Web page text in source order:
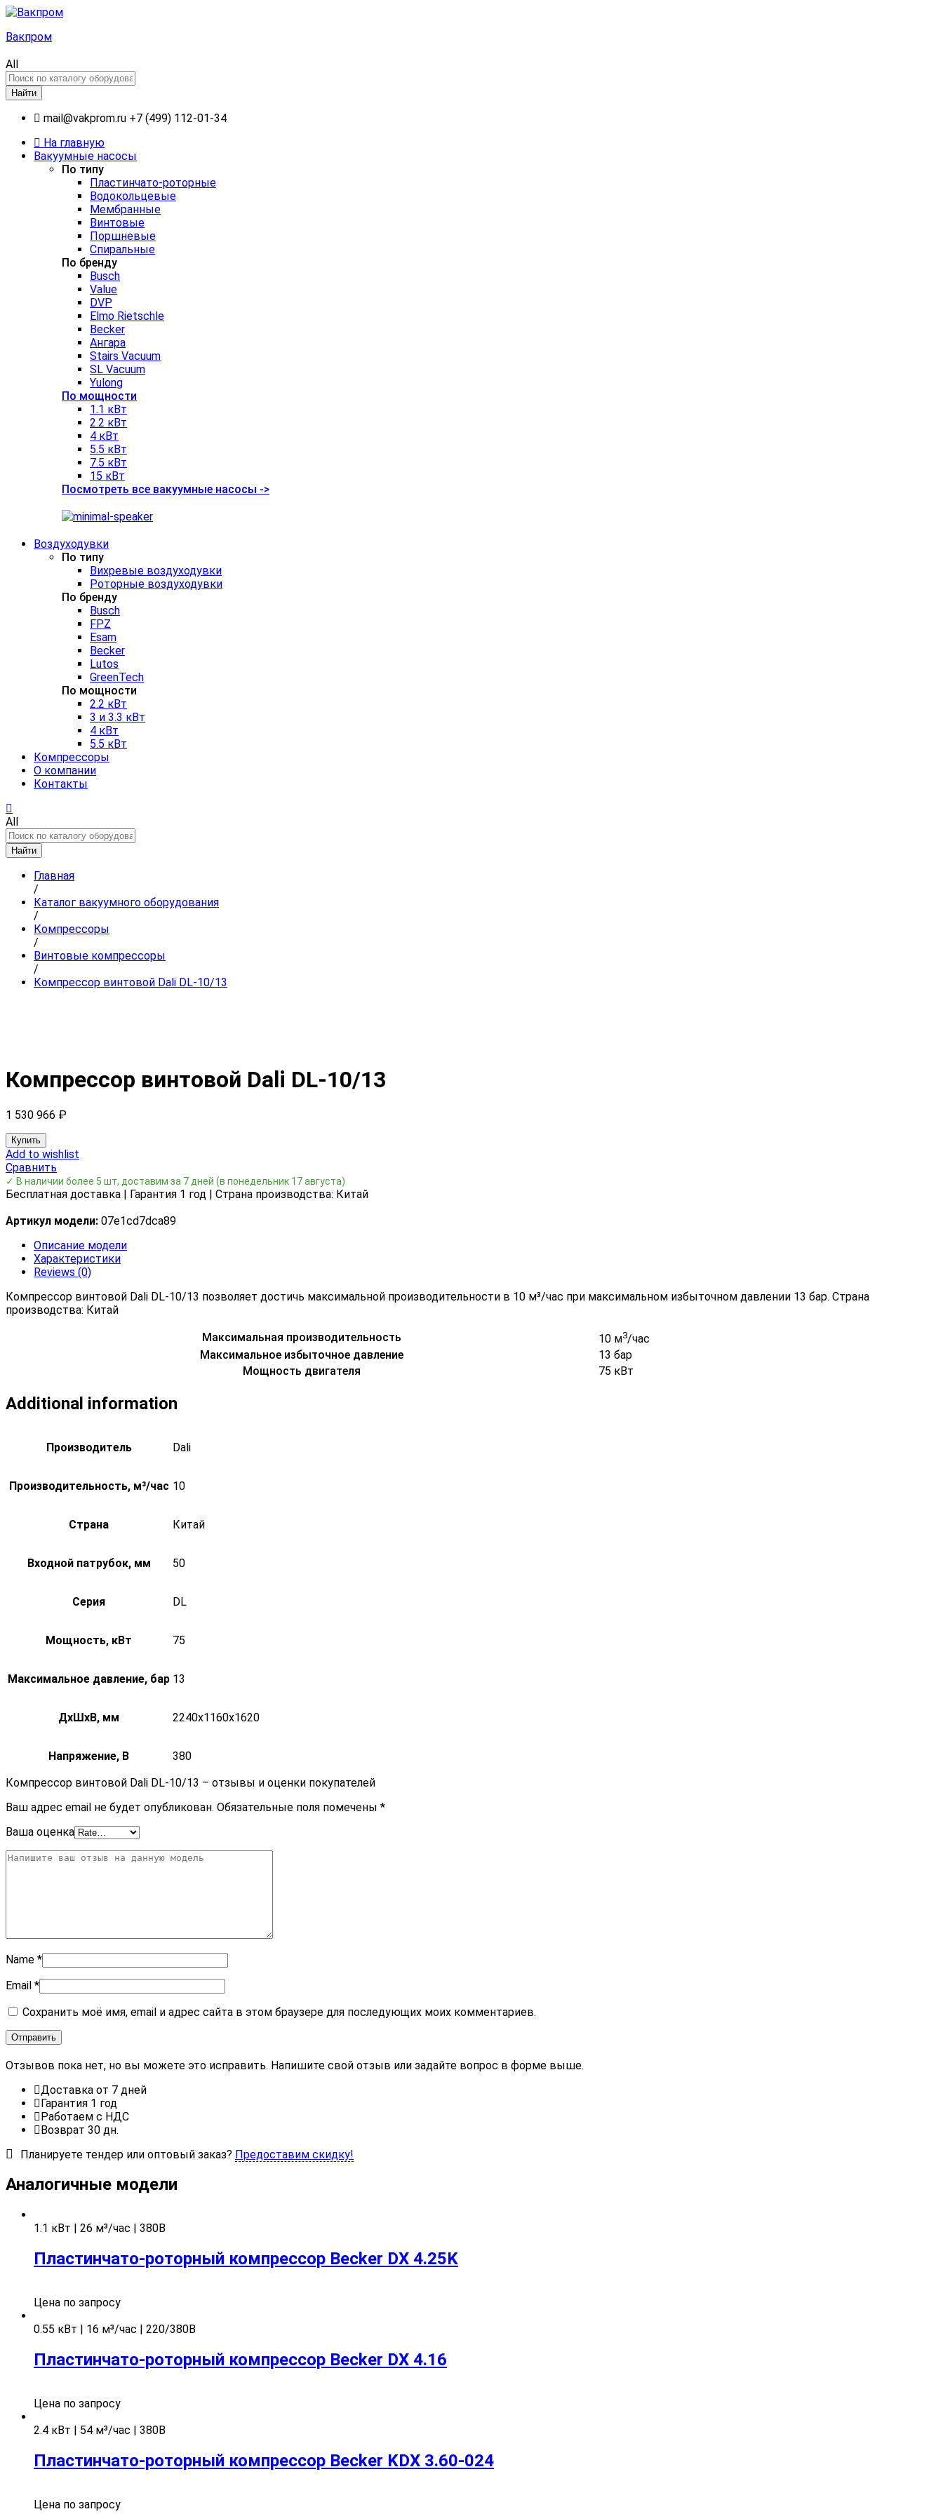
Вакпром
All
Найти
mail@vakprom.ru +7 (499) 112-01-34
На главную
Вакуумные насосы
По типу
Пластинчато-роторные
Водокольцевые
Мембранные
Винтовые
Поршневые
Спиральные
По бренду
Busch
Value
DVP
Elmo Rietschle
Becker
Ангара
Stairs Vacuum
SL Vacuum
Yulong
По мощности
1.1 кВт
2.2 кВт
4 кВт
5.5 кВт
7.5 кВт
15 кВт
Посмотреть все вакуумные насосы ->
Воздуходувки
По типу
Вихревые воздуходувки
Роторные воздуходувки
По бренду
Busch
FPZ
Esam
Becker
Lutos
GreenTech
По мощности
2.2 кВт
3 и 3.3 кВт
4 кВт
5.5 кВт
Компрессоры
О компании
Контакты
All
Найти
Главная
/
Каталог вакуумного оборудования
/
Компрессоры
/
Винтовые компрессоры
/
Компрессор винтовой Dali DL-10/13
Компрессор винтовой Dali DL-10/13
1 530 966 ₽
Купить
Add to wishlist
Сравнить
✓ В наличии более 5 шт, доставим за 7 дней (в понедельник 17 августа)
Бесплатная доставка | Гарантия 1 год | Страна производства: Китай
Артикул модели: 07e1cd7dca89
Описание модели
Характеристики
Reviews (0)
Компрессор винтовой Dali DL-10/13 позволяет достичь максимальной производительности в 10 м³/час при максимальном избыточном давлении 13 бар. Страна
производства: Китай
Максимальная производительность 10 м3/час
Максимальное избыточное давление
13 бар
Мощность двигателя
75 кВт
Additional information
Производитель Dali
Производительность, м³/час 10
Страна Китай
Входной патрубок, мм 50
Серия DL
Мощность, кВт 75
Максимальное давление, бар 13
ДxШxВ, мм 2240x1160x1620
Напряжение, В
380
Компрессор винтовой Dali DL-10/13 – отзывы и оценки покупателей
Ваш адрес email не будет опубликован. Обязательные поля помечены *
Ваша оценка
Name *
Email *
Сохранить моё имя, email и адрес сайта в этом браузере для последующих моих комментариев.
Отзывов пока нет, но вы можете это исправить. Напишите свой отзыв или задайте вопрос в форме выше.
Доставка от 7 дней
Гарантия 1 год
Работаем с НДС
Возврат 30 дн.
Планируете тендер или оптовый заказ? Предоставим скидку!
Аналогичные модели
1.1 кВт | 26 м³/час | 380В
Пластинчато-роторный компрессор Becker DX 4.25K
Цена по запросу
0.55 кВт | 16 м³/час | 220/380В
Пластинчато-роторный компрессор Becker DX 4.16
Цена по запросу
2.4 кВт | 54 м³/час | 380В
Пластинчато-роторный компрессор Becker KDX 3.60-024
Цена по запросу